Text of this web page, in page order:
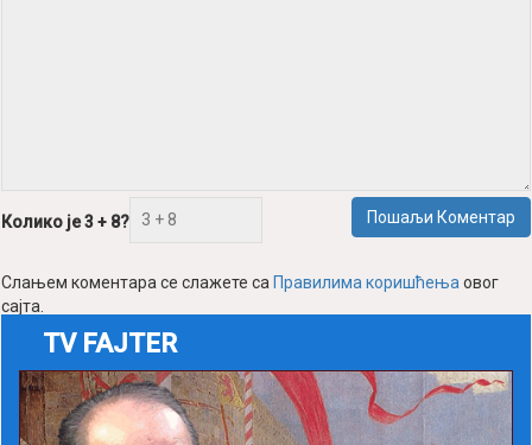
Колико је 3 + 8? Пошаљи Коментар
Слањем коментара се слажете са Правилима коришћења овог
сајта.
TV FAJTER